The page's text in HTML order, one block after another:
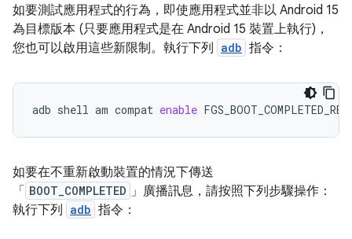
如要測試應用程式的行為，即使應用程式並非以 Android 15
為目標版本 (只要應用程式是在 Android 15 裝置上執行)，
您也可以啟用這些新限制。執行下列
adb 指令：
adb shell am compat enable
如要在不重新啟動裝置的情況下傳送
「
BOOT_COMPLETED 」廣播訊息，請按照下列步驟操作：
執行下列
adb 指令：